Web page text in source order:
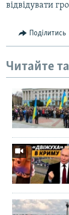
відвідувати
Поділитись
Читайте